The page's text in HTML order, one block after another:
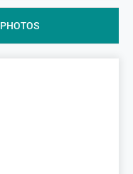
PHOTOS